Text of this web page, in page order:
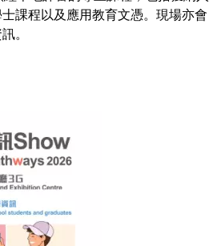
課程以及應用教育文憑。現場亦會
。